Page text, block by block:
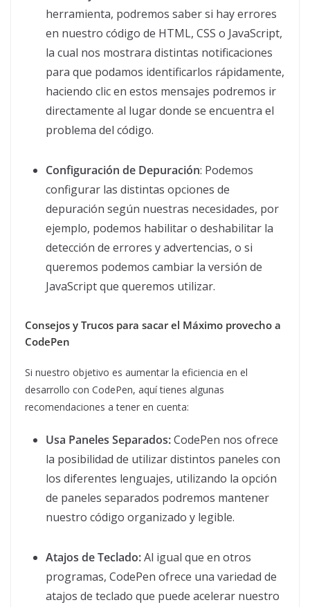
herramienta, podremos saber si hay errores
en nuestro código de HTML, CSS o JavaScript,
la cual nos mostrara distintas notificaciones
para que podamos identificarlos rápidamente,
haciendo clic en estos mensajes podremos ir
directamente al lugar donde se encuentra el
problema del código.
Configuración de Depuración: Podemos
configurar las distintas opciones de
depuración según nuestras necesidades, por
ejemplo, podemos habilitar o deshabilitar la
detección de errores y advertencias, o si
queremos podemos cambiar la versión de
JavaScript que queremos utilizar.
Consejos y Trucos para sacar el Máximo provecho a
CodePen
Si nuestro objetivo es aumentar la eficiencia en el
desarrollo con CodePen, aquí tienes algunas
recomendaciones a tener en cuenta:
Usa Paneles Separados:CodePen nos ofrece
la posibilidad de utilizar distintos paneles con
los diferentes lenguajes, utilizando la opción
de paneles separados podremos mantener
nuestro código organizado y legible.
Atajos de Teclado:Al igual que en otros
programas, CodePen ofrece una variedad de
atajos de teclado que puede acelerar nuestro